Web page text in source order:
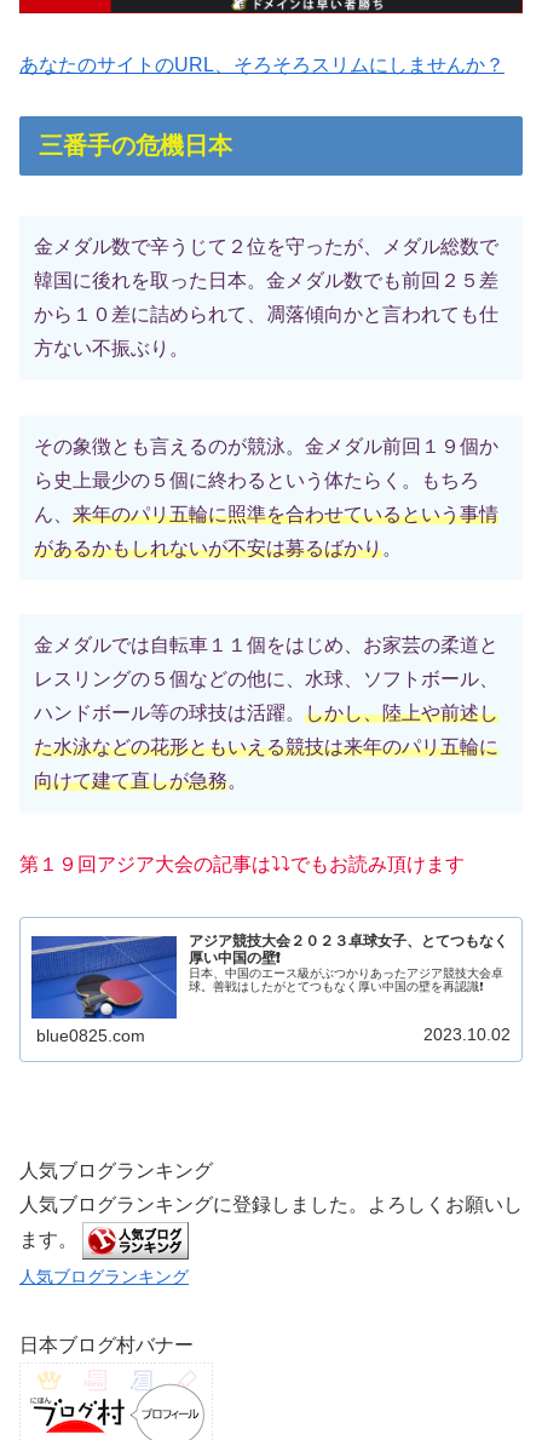
あなたのサイトのURL、そろそろスリムにしませんか？
三番手の危機日本
金メダル数で辛うじて２位を守ったが、メダル総数で
韓国に後れを取った日本。金メダル数でも前回２５差
から１０差に詰められて、凋落傾向かと言われても仕
方ない不振ぶり。
その象徴とも言えるのが競泳。金メダル前回１９個か
ら史上最少の５個に終わるという体たらく。もちろ
ん、 来年のパリ五輪に照準を合わせているという事情
があるかもしれないが不安は募るばかり。
金メダルでは自転車１１個をはじめ、お家芸の柔道と
レスリングの５個などの他に、水球、ソフトボール、
ハンドボール等の球技は活躍。 しかし、陸上や前述し
た水泳などの花形ともいえる競技は来年のパリ五輪に
向けて建て直しが急務。
第１９回アジア大会の記事は⤵️⤵️でもお読み頂けます
アジア競技大会２０２３卓球女子、とてつもなく
厚い中国の壁❗
日本、中国のエース級がぶつかりあったアジア競技大会卓
球。善戦はしたがとてつもなく厚い中国の壁を再認識❗
blue0825.com 2023.10.02
人気ブログランキング
人気ブログランキングに登録しました。よろしくお願いし
ます。
人気ブログランキング
日本ブログ村バナー